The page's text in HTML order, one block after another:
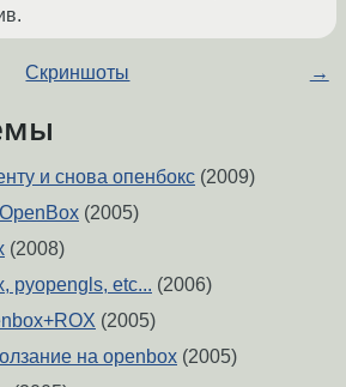
Скриншоты →
и снова опенбокс (2009)
(2005)
(2008)
pyopengls, etc... (2006)
(2005)
на openbox (2005)